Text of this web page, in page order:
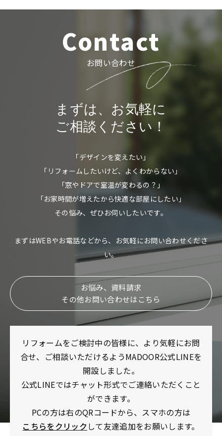
Contact
お問い合わせ
まずは、お気軽に
ご相談ください！
「デザインを変えたい」
「リフォームしたいけど、よくわからない」
「窓やドアで室温が変わるの？」
「お家時間が増えたから快適な部屋にしたい」
その悩み、ぜひお伺いしたいです。
まずはWEBやお電話などから、お気軽にお問い合わせくださ
い。
お悩み、資料請求
その他お問い合わせはこちら
リフォームをご検討中の皆様に、より気軽にお問
合せ、ご相談いただけるようMADOOR公式LINEを
開設しました。
公式LINEではチャット形式でご連絡いただくこと
ができます。
PCの方は右のQRコードから、スマホの方は
こちらをクリック して友達追加をお願いします。